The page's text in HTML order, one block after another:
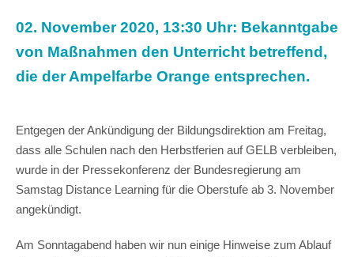
02. November 2020, 13:30 Uhr: Bekanntgabe
von Maßnahmen den Unterricht betreffend,
die der Ampelfarbe Orange entsprechen.
Entgegen der Ankündigung der Bildungsdirektion am Freitag,
dass alle Schulen nach den Herbstferien auf GELB verbleiben,
wurde in der Pressekonferenz der Bundesregierung am
Samstag Distance Learning für die Oberstufe ab 3. November
angekündigt.
Am Sonntagabend haben wir nun einige Hinweise zum Ablauf